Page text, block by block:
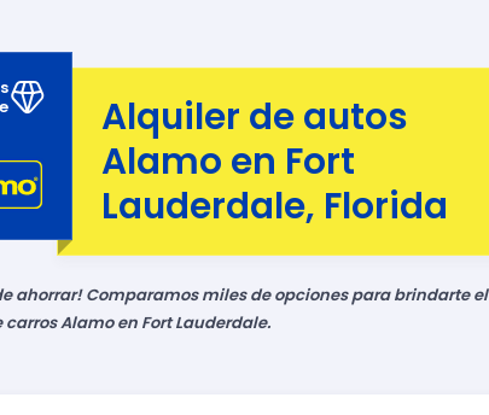
Alquiler de autos
Alamo en Fort
Lauderdale, Florida
ahorrar! Comparamos miles de opciones para brindarte el
Alamo en Fort Lauderdale.